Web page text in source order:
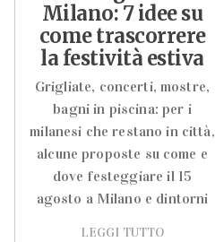
Milano: 7 idee su
come trascorrere
la festività estiva
Grigliate, concerti, mostre,
bagni in piscina: per i
milanesi che restano in città,
alcune proposte su come e
dove festeggiare il 15
agosto a Milano e dintorni
LEGGI TUTTO